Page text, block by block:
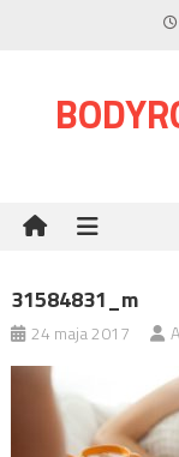
31584831_m
24 maja 2017